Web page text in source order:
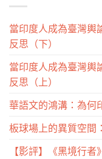
當印度人成為臺灣輿
反思（下）
當印度人成為臺灣輿
反思（上）
華語文的鴻溝：為何
板球場上的異質空間
【影評】《黑境行